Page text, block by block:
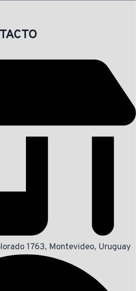
1763, Montevideo, Uruguay